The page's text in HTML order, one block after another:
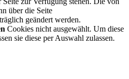
über die Seite
geändert werden.
Cookies nicht ausgewählt. Um diese
sie diese per Auswahl zulassen.